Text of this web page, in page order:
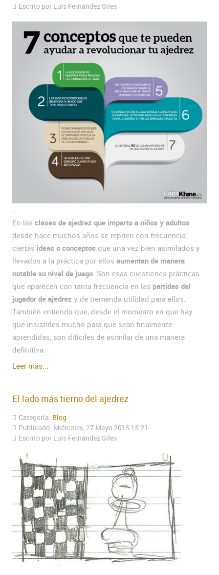
Escrito por Luís Fernández Siles
En las clases de ajedrez que imparto a niños y adultos
desde hace muchos años se repiten con frecuencia
ciertas ideas o conceptos que una vez bien asimilados y
llevados a la práctica por ellos aumentan de manera
notable su nivel de juego . Son esas cuestiones prácticas
que aparecen con tanta frecuencia en las partidas del
jugador de ajedrez y de tremenda utilidad para ellos.
También entiendo que, desde el momento en que hay
que insistirles mucho para que sean finalmente
aprendidas, son difíciles de asimilar de una manera
definitiva.
Leer más...
El lado más tierno del ajedrez
Categoría: Blog
Publicado: Miércoles, 27 Mayo 2015 15:21
Escrito por Luís Fernández Siles